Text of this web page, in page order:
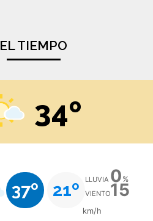
EL TIEMPO
34º
37º 21º LLUVIA 0 %
VIENTO15
km/h